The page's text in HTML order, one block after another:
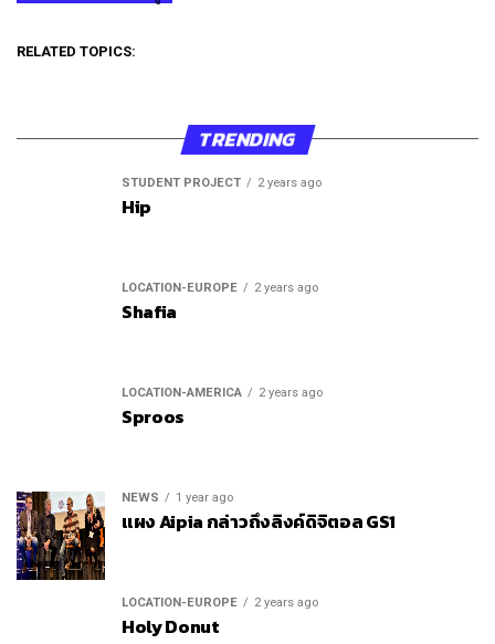
RELATED TOPICS:
TRENDING
STUDENT PROJECT 2 years ago
Hip
LOCATION-EUROPE 2 years ago
Shafia
LOCATION-AMERICA 2 years ago
Sproos
NEWS 1 year ago
แผง Aipia กล่าวถึงลิงค์ดิจิตอล GS1
LOCATION-EUROPE 2 years ago
Holy Donut